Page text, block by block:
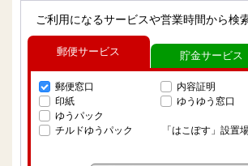
ご利用になるサービスや営業時間から検
郵便サービス
郵便窓口
印紙
ゆうパック
チルドゆうパック
内容証明
ゆうゆう窓口
「はこぽす」設置
貯金サービス